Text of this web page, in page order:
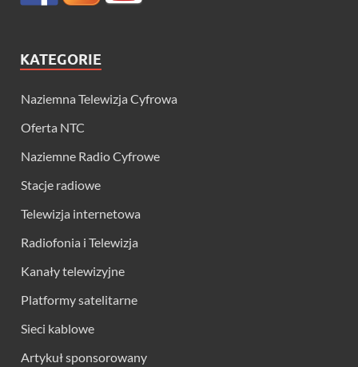
KATEGORIE
Naziemna Telewizja Cyfrowa
Oferta NTC
Naziemne Radio Cyfrowe
Stacje radiowe
Telewizja internetowa
Radiofonia i Telewizja
Kanały telewizyjne
Platformy satelitarne
Sieci kablowe
Artykuł sponsorowany